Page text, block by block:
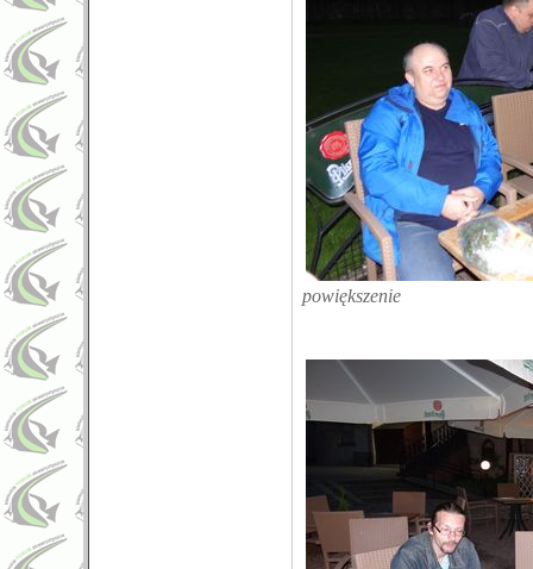
powiększenie